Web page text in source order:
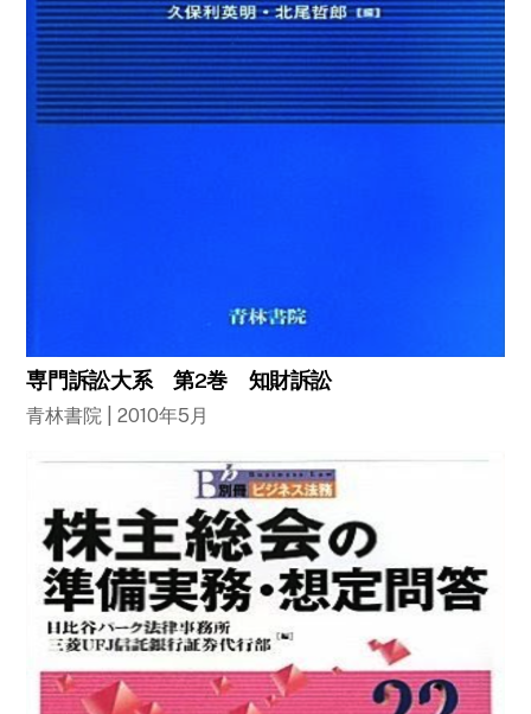
専門訴訟大系 第2巻 知財訴訟
青林書院 | 2010年5月